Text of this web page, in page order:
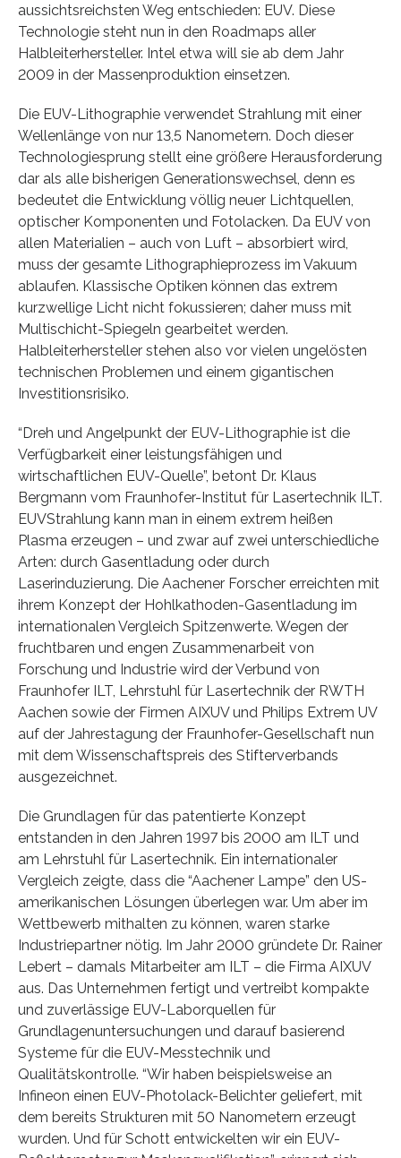
aussichtsreichsten Weg entschieden: EUV. Diese
Technologie steht nun in den Roadmaps aller
Halbleiterhersteller. Intel etwa will sie ab dem Jahr
2009 in der Massenproduktion einsetzen.
Die EUV-Lithographie verwendet Strahlung mit einer
Wellenlänge von nur 13,5 Nanometern. Doch dieser
Technologiesprung stellt eine größere Herausforderung
dar als alle bisherigen Generationswechsel, denn es
bedeutet die Entwicklung völlig neuer Lichtquellen,
optischer Komponenten und Fotolacken. Da EUV von
allen Materialien – auch von Luft – absorbiert wird,
muss der gesamte Lithographieprozess im Vakuum
ablaufen. Klassische Optiken können das extrem
kurzwellige Licht nicht fokussieren; daher muss mit
Multischicht-Spiegeln gearbeitet werden.
Halbleiterhersteller stehen also vor vielen ungelösten
technischen Problemen und einem gigantischen
Investitionsrisiko.
“Dreh und Angelpunkt der EUV-Lithographie ist die
Verfügbarkeit einer leistungsfähigen und
wirtschaftlichen EUV-Quelle”, betont Dr. Klaus
Bergmann vom Fraunhofer-Institut für Lasertechnik ILT.
EUVStrahlung kann man in einem extrem heißen
Plasma erzeugen – und zwar auf zwei unterschiedliche
Arten: durch Gasentladung oder durch
Laserinduzierung. Die Aachener Forscher erreichten mit
ihrem Konzept der Hohlkathoden-Gasentladung im
internationalen Vergleich Spitzenwerte. Wegen der
fruchtbaren und engen Zusammenarbeit von
Forschung und Industrie wird der Verbund von
Fraunhofer ILT, Lehrstuhl für Lasertechnik der RWTH
Aachen sowie der Firmen AIXUV und Philips Extrem UV
auf der Jahrestagung der Fraunhofer-Gesellschaft nun
mit dem Wissenschaftspreis des Stifterverbands
ausgezeichnet.
Die Grundlagen für das patentierte Konzept
entstanden in den Jahren 1997 bis 2000 am ILT und
am Lehrstuhl für Lasertechnik. Ein internationaler
Vergleich zeigte, dass die “Aachener Lampe” den US-
amerikanischen Lösungen überlegen war. Um aber im
Wettbewerb mithalten zu können, waren starke
Industriepartner nötig. Im Jahr 2000 gründete Dr. Rainer
Lebert – damals Mitarbeiter am ILT – die Firma AIXUV
aus. Das Unternehmen fertigt und vertreibt kompakte
und zuverlässige EUV-Laborquellen für
Grundlagenuntersuchungen und darauf basierend
Systeme für die EUV-Messtechnik und
Qualitätskontrolle. “Wir haben beispielsweise an
Infineon einen EUV-Photolack-Belichter geliefert, mit
dem bereits Strukturen mit 50 Nanometern erzeugt
wurden. Und für Schott entwickelten wir ein EUV-